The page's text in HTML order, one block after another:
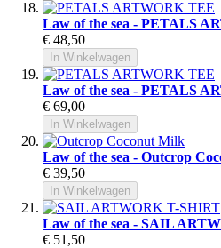
Law of the sea - PETALS
€ 48,50
In Winkelwagen
Law of the sea - PETALS
€ 69,00
In Winkelwagen
Law of the sea - Outcrop
€ 39,50
In Winkelwagen
Law of the sea - SAIL
€ 51,50